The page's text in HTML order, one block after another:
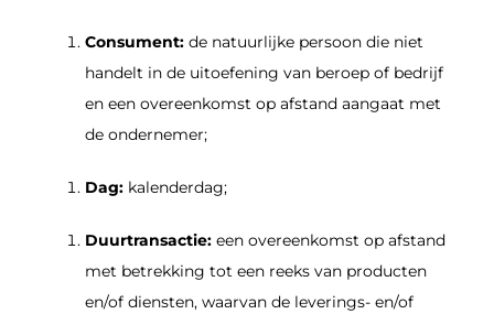
Consument: de natuurlijke persoon die niet
handelt in de uitoefening van beroep of bedrijf
en een overeenkomst op afstand aangaat met
de ondernemer;
Dag: kalenderdag;
Duurtransactie: een overeenkomst op afstand
met betrekking tot een reeks van producten
en/of diensten, waarvan de leverings- en/of